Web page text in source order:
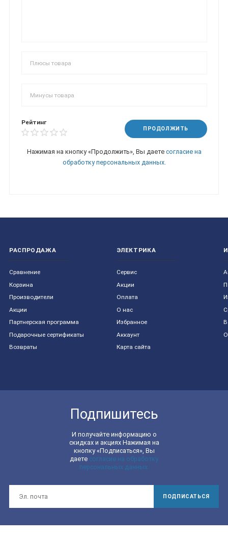
Рейтинг
ПРОДОЛЖИТЬ
Нажимая на кнопку «Продолжить», Вы даете согласие на
обработку персональных данных.
РАСПРОДАЖА
Сравнение
Корзина
Производители
Акции
Партнерская программа
Подарочные сертификаты
Возвраты
ЭЛЕКТРИКА
Сервис
Акции
Оплата
О нас
Избранное
Аккаунт
Карта сайта
Подпишитесь
И получайте информацию о
скидках и акциях Нажимая на
кнопку «Подписаться», Вы
даете согласие на обработку
персональных данных.
ПОДПИСАТЬСЯ